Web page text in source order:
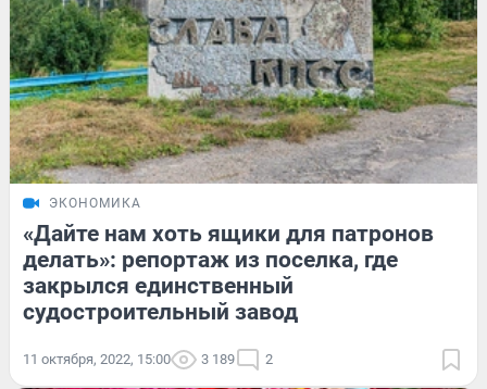
ЭКОНОМИКА
«Дайте нам хоть ящики для патронов
делать»: репортаж из поселка, где
закрылся единственный
судостроительный завод
11 октября, 2022, 15:00 3 189 2